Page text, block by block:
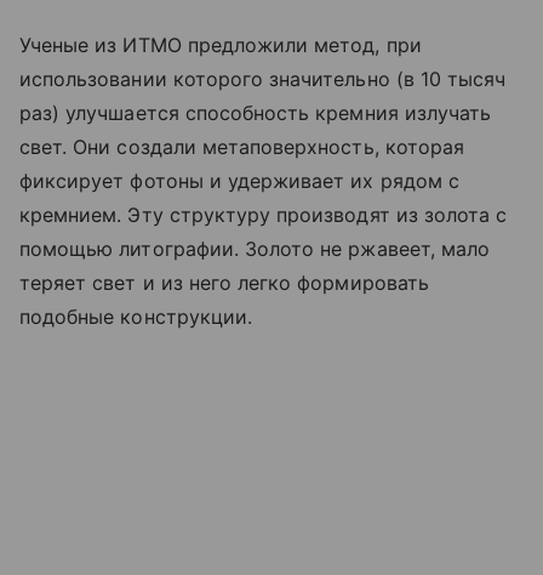
Ученые из ИТМО предложили метод, при
использовании которого значительно (в 10 тысяч
раз) улучшается способность кремния излучать
свет. Они создали метаповерхность, которая
фиксирует фотоны и удерживает их рядом с
кремнием. Эту структуру производят из золота с
помощью литографии. Золото не ржавеет, мало
теряет свет и из него легко формировать
подобные конструкции.